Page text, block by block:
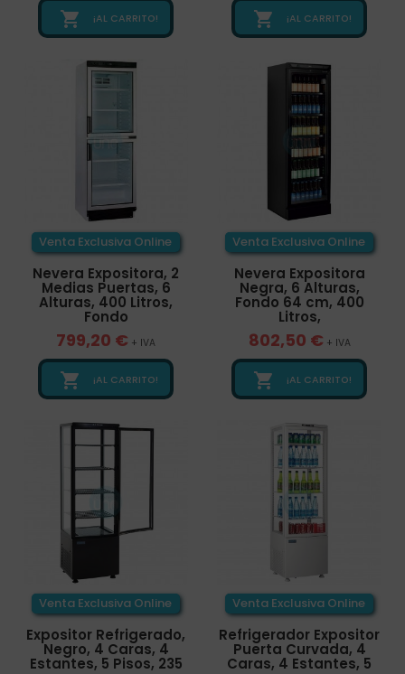
 ¡AL CARRITO!  ¡AL CARRITO!
Venta Exclusiva Online
Nevera Expositora, 2
Medias Puertas, 6
Alturas, 400 Litros,
Fondo
799,20 € + IVA
 ¡AL CARRITO!
Venta Exclusiva Online
Nevera Expositora
Negra, 6 Alturas,
Fondo 64 cm, 400
Litros,
802,50 € + IVA
 ¡AL CARRITO!
Venta Exclusiva Online
Expositor Refrigerado,
Negro, 4 Caras, 4
Estantes, 5 Pisos, 235
Venta Exclusiva Online
Refrigerador Expositor
Puerta Curvada, 4
Caras, 4 Estantes, 5